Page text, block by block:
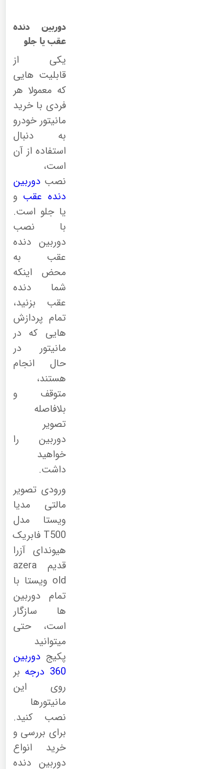
دوربین دنده
عقب یا جلو
یکی از
قابلیت هایی
که معمولا هر
فردی با خرید
مانیتور خودرو
به دنبال
استفاده از آن
است،
نصب دوربین
دنده عقب و
یا جلو است.
با نصب
دوربین دنده
عقب به
محض اینکه
شما دنده
عقب بزنید،
تمام پردازش
هایی که در
مانیتور در
حال انجام
هستند،
متوقف و
بلافاصله
تصویر
دوربین را
خواهید
داشت.
ورودی تصویر
مالتی مدیا
ویستا مدل
T500 فابریک
هیوندای آزرا
قدیم azera
old ویستا با
تمام دوربین
ها سازگار
است، حتی
میتوانید
پکیج دوربین
360 درجه
بر
روی این
مانیتورها
نصب کنید.
برای بررسی و
خرید انواع
دوربین دنده